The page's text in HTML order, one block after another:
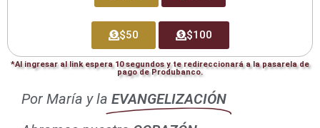
$50 $100
*Al ingresar al link espera 10 segundos y te redireccionará a la pasarela de
pago de Produbanco.
Por María y la EVANGELIZACIÓN